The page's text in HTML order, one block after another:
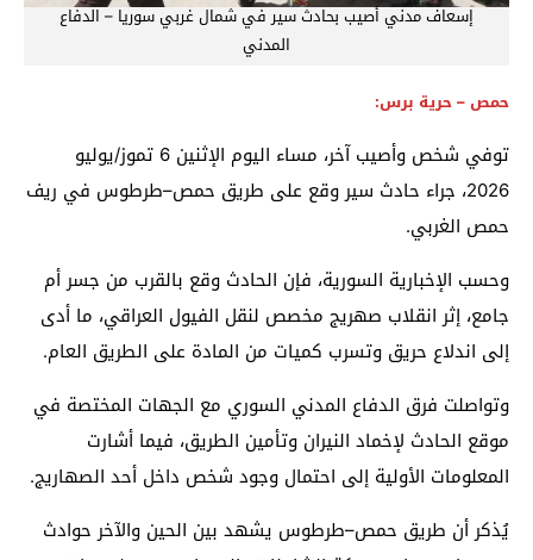
إسعاف مدني أصيب بحادث سير في شمال غربي سوريا – الدفاع
المدني
حمص – حرية برس:
توفي شخص وأصيب آخر، مساء اليوم الإثنين 6 تموز/يوليو
2026، جراء حادث سير وقع على طريق حمص–طرطوس في ريف
حمص الغربي.
وحسب الإخبارية السورية، فإن الحادث وقع بالقرب من جسر أم
جامع، إثر انقلاب صهريج مخصص لنقل الفيول العراقي، ما أدى
إلى اندلاع حريق وتسرب كميات من المادة على الطريق العام.
وتواصلت فرق الدفاع المدني السوري مع الجهات المختصة في
موقع الحادث لإخماد النيران وتأمين الطريق، فيما أشارت
المعلومات الأولية إلى احتمال وجود شخص داخل أحد الصهاريج.
يُذكر أن طريق حمص–طرطوس يشهد بين الحين والآخر حوادث